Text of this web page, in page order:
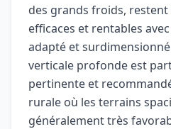
des grands froids,
efficaces et rentables
adapté et
verticale profonde est
pertinente et
rurale où les terrains
généralement très